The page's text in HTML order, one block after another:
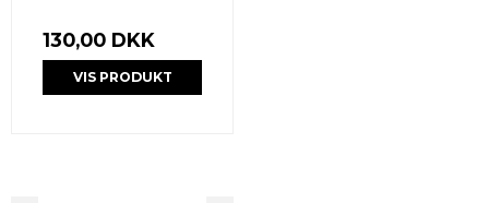
130,00 DKK
VIS PRODUKT